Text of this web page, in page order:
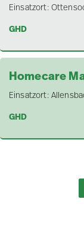
Einsatzort:
GHD
Homecare
Einsatzort:
GHD